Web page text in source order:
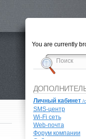
You are currently
Личный кабинет/
SMS-центр
Wi-Fi сеть
Web-почта
Форум компании